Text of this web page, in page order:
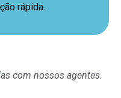
rápida.
com nossos agentes.